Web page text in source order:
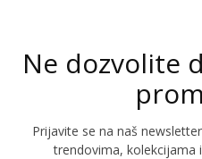
Ne dozvolite
Prijavite se na naš
trendovima, kolekcijama